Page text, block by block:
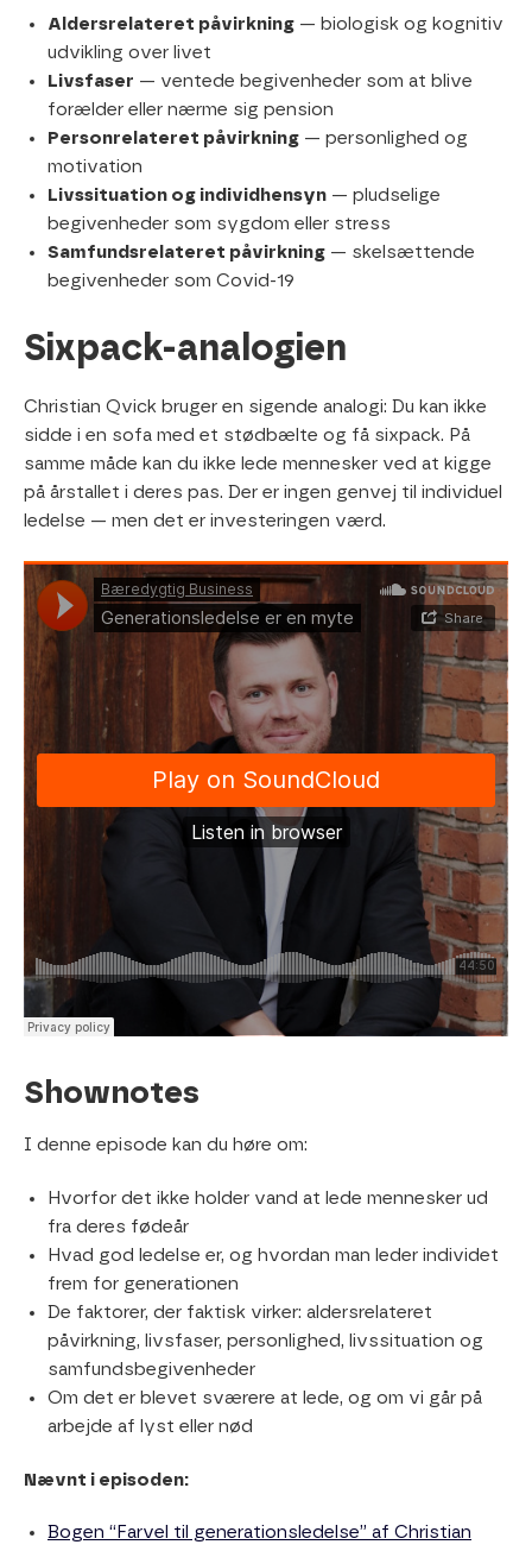
Aldersrelateret påvirkning — biologisk og kognitiv
udvikling over livet
Livsfaser — ventede begivenheder som at blive
forælder eller nærme sig pension
Personrelateret påvirkning — personlighed og
motivation
Livssituation og individhensyn — pludselige
begivenheder som sygdom eller stress
Samfundsrelateret påvirkning — skelsættende
begivenheder som Covid-19
Sixpack-analogien
Christian Qvick bruger en sigende analogi: Du kan ikke
sidde i en sofa med et stødbælte og få sixpack. På
samme måde kan du ikke lede mennesker ved at kigge
på årstallet i deres pas. Der er ingen genvej til individuel
ledelse — men det er investeringen værd.
Shownotes
I denne episode kan du høre om:
Hvorfor det ikke holder vand at lede mennesker ud
fra deres fødeår
Hvad god ledelse er, og hvordan man leder individet
frem for generationen
De faktorer, der faktisk virker: aldersrelateret
påvirkning, livsfaser, personlighed, livssituation og
samfundsbegivenheder
Om det er blevet sværere at lede, og om vi går på
arbejde af lyst eller nød
Nævnt i episoden:
Bogen “Farvel til generationsledelse” af Christian